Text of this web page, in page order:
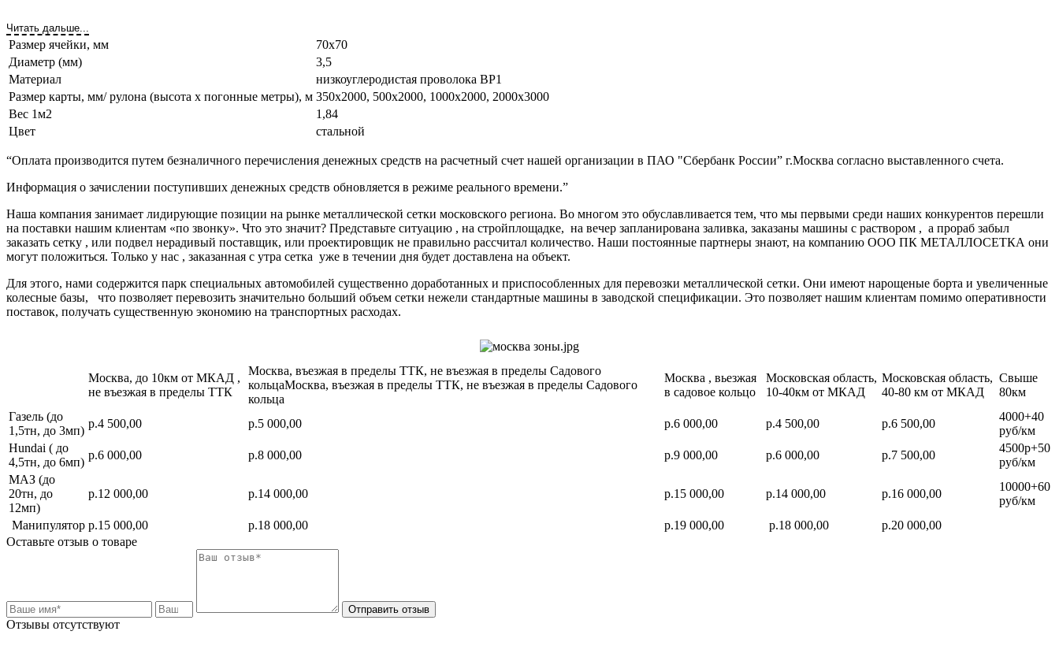
Читать дальше...
Размер ячейки, мм
70х70
Диаметр (мм)
3,5
Материал
низкоуглеродистая проволока ВР1
Размер карты, мм/ рулона (высота х погонные метры), м 350х2000, 500х2000, 1000х2000, 2000х3000
Вес 1м2
1,84
Цвет
стальной
“Оплата производится путем безналичного перечисления денежных средств на расчетный счет нашей организации в ПАО "Сбербанк России” г.Москва согласно выставленного счета.
Информация о зачислении поступивших денежных средств обновляется в режиме реального времени.”
Наша компания занимает лидирующие позиции на рынке металлической сетки московского региона. Во многом это обуславливается тем, что мы первыми среди наших конкурентов перешли
на поставки нашим клиентам «по звонку». Что это значит? Представьте ситуацию , на стройплощадке, на вечер запланирована заливка, заказаны машины с раствором , а прораб забыл
заказать сетку , или подвел нерадивый поставщик, или проектировщик не правильно рассчитал количество. Наши постоянные партнеры знают, на компанию ООО ПК МЕТАЛЛОСЕТКА они
могут положиться. Только у нас , заказанная с утра сетка уже в течении дня будет доставлена на объект.
Для этого, нами содержится парк специальных автомобилей существенно доработанных и приспособленных для перевозки металлической сетки. Они имеют нарощеные борта и увеличенные
колесные базы, что позволяет перевозить значительно больший объем сетки нежели стандартные машины в заводской спецификации. Это позволяет нашим клиентам помимо оперативности
поставок, получать существенную экономию на транспортных расходах.
Москва, до 10км от МКАД ,
не въезжая в пределы ТТК
Москва, въезжая в пределы ТТК, не въезжая в пределы Садового
кольцаМосква, въезжая в пределы ТТК, не въезжая в пределы Садового
кольца
Москва , вьезжая
в садовое кольцо
Московская область,
10-40км от МКАД
Московская область,
40-80 км от МКАД
Свыше
80км
Газель (до
1,5тн, до 3мп)
р.4 500,00 р.5 000,00 р.6 000,00 р.4 500,00 р.6 500,00
4000+40
руб/км
Hundai ( до
4,5тн, до 6мп)
р.6 000,00 р.8 000,00 р.9 000,00 р.6 000,00 р.7 500,00
4500р+50
руб/км
МАЗ (до
20тн, до
12мп)
р.12 000,00 р.14 000,00 р.15 000,00 р.14 000,00 р.16 000,00
10000+60
руб/км
Манипулятор р.15 000,00 р.18 000,00 р.19 000,00 р.18 000,00
р.20 000,00
Оставьте отзыв о товаре
Отправить отзыв
Отзывы отсутствуют